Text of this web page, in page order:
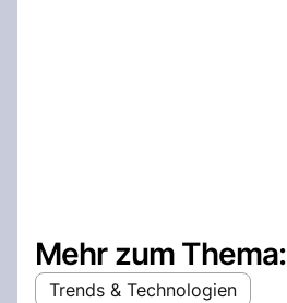
Mehr zum Thema:
Trends & Technologien